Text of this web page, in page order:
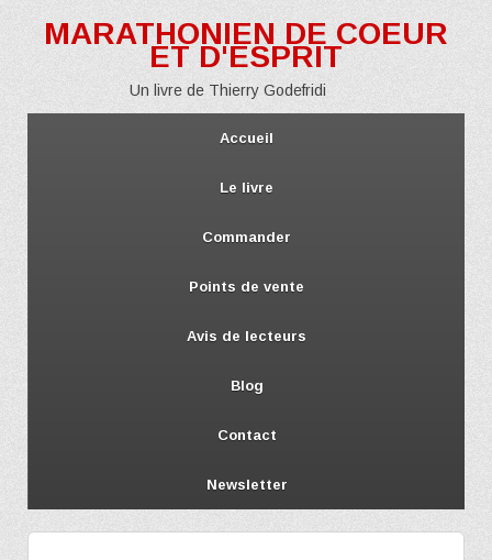
MARATHONIEN DE COEUR
ET D'ESPRIT
Un livre de Thierry Godefridi
Accueil
Le livre
Commander
Points de vente
Avis de lecteurs
Blog
Contact
Newsletter